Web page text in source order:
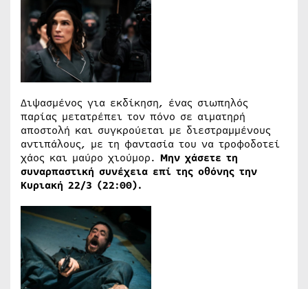
Διψασμένος για εκδίκηση, ένας σιωπηλός
παρίας μετατρέπει τον πόνο σε αιματηρή
αποστολή και συγκρούεται με διεστραμμένους
αντιπάλους, με τη φαντασία του να τροφοδοτεί
χάος και μαύρο χιούμορ. Μην χάσετε τη
συναρπαστική συνέχεια επί της οθόνης την
Κυριακή 22/3 (22:00).